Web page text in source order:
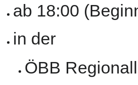
ab 18:00
in der
ÖBB